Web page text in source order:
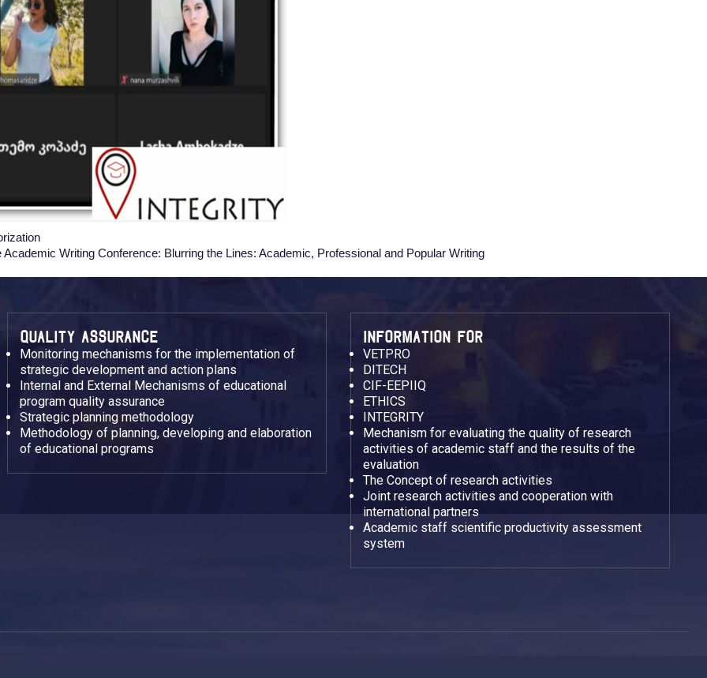
Academic Writing Conference: Blurring the Lines: Academic, Professional and Popular Writing
QUALITY ASSURANCE
Monitoring mechanisms for the implementation of
strategic development and action plans
Internal and External Mechanisms of educational
program quality assurance
Strategic planning methodology
Methodology of planning, developing and elaboration
of educational programs
INFORMATION FOR
VETPRO
DITECH
CIF-EEPIIQ
ETHICS
INTEGRITY
Mechanism for evaluating the quality of research
activities of academic staff and the results of the
evaluation
The Concept of research activities
Joint research activities and cooperation with
international partners
Academic staff scientific productivity assessment
system